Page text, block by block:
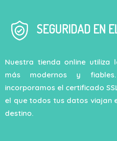
SEGURIDAD EN
Nuestra tienda online utiliza
más modernos y
incorporamos el certificado
el que todos tus datos viajan
destino.